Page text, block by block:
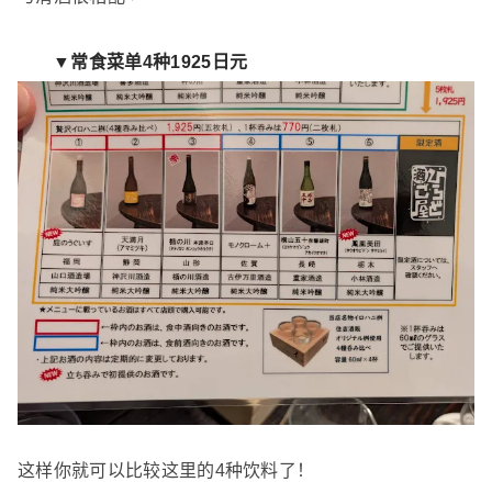
▼常食菜单4种1925日元
这样你就可以比较这里的4种饮料了！